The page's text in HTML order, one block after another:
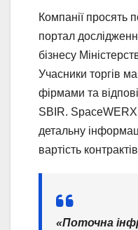
Компанії просять
портал
бізнесу
Учасники торгів
фірмами та
SBIR.
детальну
вартість
«Поточна